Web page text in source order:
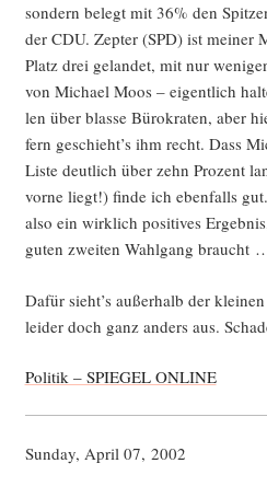
son­dern belegt mit 36% den
der CDU. Zep­ter (SPD) ist mei­ner
Platz drei gelan­det, mit nur
von Micha­el Moos – eigent­lich
len über blas­se Büro­kra­ten, aber
fern geschieht’s ihm recht. Dass
Lis­te deut­lich über zehn Pro­zent
vor­ne liegt!) fin­de ich eben­falls
also ein wirk­lich posi­ti­ves
guten zwei­ten Wahl­gang braucht
Dafür sieht’s außer­halb der
lei­der doch ganz anders aus.
Poli­tik – SPIEGEL ONLINE
Sun­day, April 07, 2002